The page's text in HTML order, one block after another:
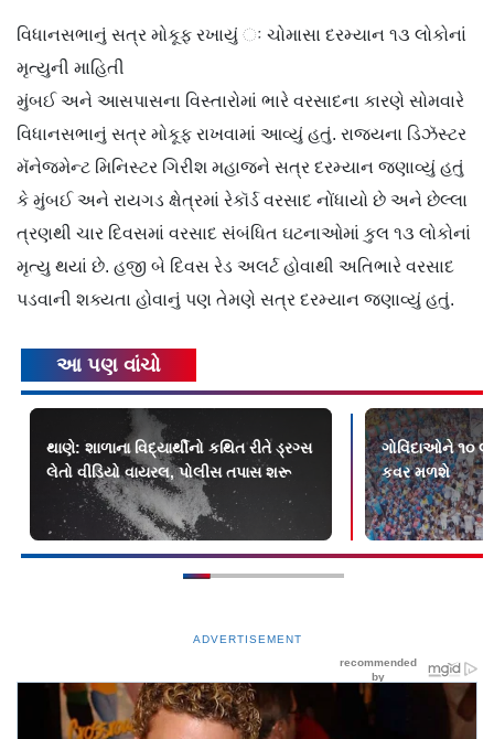
વિધાનસભાનું સત્ર મોકૂફ રખાયું ઃ ચોમાસા દરમ્યાન ૧૩ લોકોનાં
મૃત્યુની માહિતી
મુંબઈ અને આસપાસના વિસ્તારોમાં ભારે વરસાદના કારણે સોમવારે
વિધાનસભાનું સત્ર મોકૂફ રાખવામાં આવ્યું હતું. રાજ્યના ડિઝૅસ્ટર
મૅનેજમેન્ટ મિનિસ્ટર ગિરીશ મહાજને સત્ર દરમ્યાન જણાવ્યું હતું
કે મુંબઈ અને રાયગડ ક્ષેત્રમાં રેકૉર્ડ વરસાદ નોંધાયો છે અને છેલ્લા
ત્રણથી ચાર દિવસમાં વરસાદ સંબંધિત ઘટનાઓમાં કુલ ૧૩ લોકોનાં
મૃત્યુ થયાં છે. હજી બે દિવસ રેડ અલર્ટ હોવાથી અતિભારે વરસાદ
પડવાની શક્યતા હોવાનું પણ તેમણે સત્ર દરમ્યાન જણાવ્યું હતું.
આ પણ વાંચો
થાણે: શાળાના વિદ્યાર્થીનો કથિત રીતે ડ્રગ્સ
લેતો વીડિયો વાયરલ, પોલીસ તપાસ શરૂ
ગોવિંદાઓને ૧૦
કવર મળશે
ADVERTISEMENT